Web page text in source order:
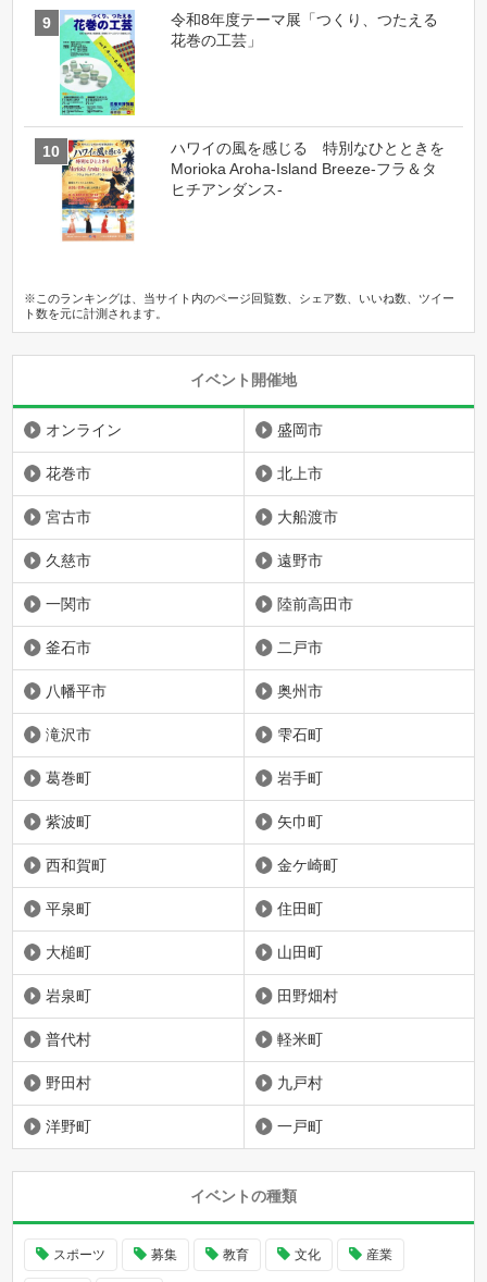
令和8年度テーマ展「つくり、つたえる
花巻の工芸」
ハワイの風を感じる 特別なひとときを
Morioka Aroha-Island Breeze-フラ＆タ
ヒチアンダンス-
※このランキングは、当サイト内のページ回覧数、シェア数、いいね数、ツイー
ト数を元に計測されます。
イベント開催地
オンライン 盛岡市
花巻市 北上市
宮古市 大船渡市
久慈市 遠野市
一関市 陸前高田市
釜石市 二戸市
八幡平市 奥州市
滝沢市 雫石町
葛巻町 岩手町
紫波町 矢巾町
西和賀町 金ケ崎町
平泉町 住田町
大槌町 山田町
岩泉町 田野畑村
普代村 軽米町
野田村 九戸村
洋野町 一戸町
イベントの種類
スポーツ 募集 教育 文化 産業